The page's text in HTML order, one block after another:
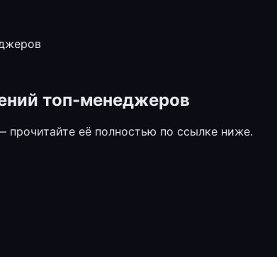
топ-менеджеров
прочитайте её полностью по ссылке ниже.